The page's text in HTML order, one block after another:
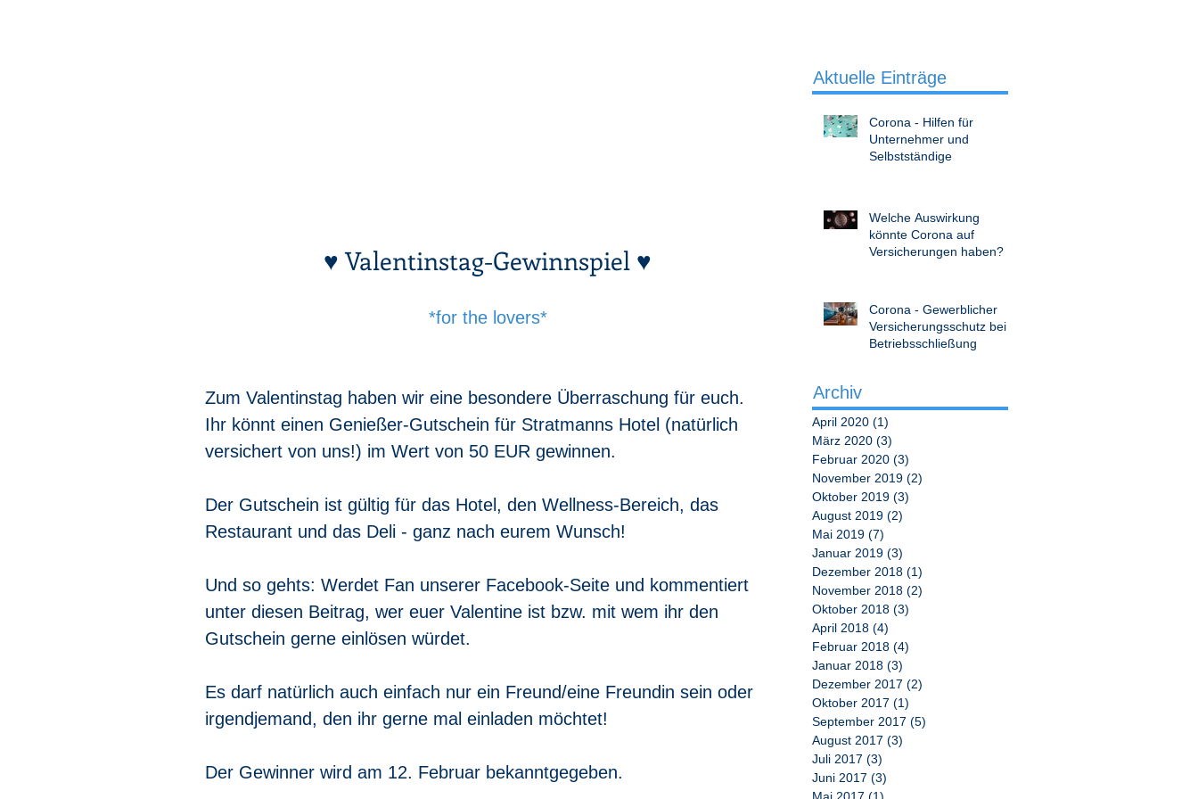
♥ Valentinstag-Gewinnspiel ♥
*for the lovers*
Zum Valentinstag haben wir eine besondere Überraschung für euch.
Ihr könnt einen Genießer-Gutschein für Stratmanns Hotel (natürlich
versichert von uns!) im Wert von 50 EUR gewinnen.
Der Gutschein ist gültig für das Hotel, den Wellness-Bereich, das
Restaurant und das Deli - ganz nach eurem Wunsch!
Und so gehts: Werdet Fan unserer Facebook-Seite und kommentiert
unter diesen Beitrag, wer euer Valentine ist bzw. mit wem ihr den
Gutschein gerne einlösen würdet.
Es darf natürlich auch einfach nur ein Freund/eine Freundin sein oder
irgendjemand, den ihr gerne mal einladen möchtet!
Der Gewinner wird am 12. Februar bekanntgegeben.
Aktuelle Einträge
Corona - Hilfen für
Unternehmer und
Selbstständige
Welche Auswirkung
könnte Corona auf
Versicherungen haben?
Corona - Gewerblicher
Versicherungsschutz bei
Betriebsschließung
Archiv
April 2020 (1)
März 2020 (3)
Februar 2020 (3)
November 2019 (2)
Oktober 2019 (3)
August 2019 (2)
Mai 2019 (7)
Januar 2019 (3)
Dezember 2018 (1)
November 2018 (2)
Oktober 2018 (3)
April 2018 (4)
Februar 2018 (4)
Januar 2018 (3)
Dezember 2017 (2)
Oktober 2017 (1)
September 2017 (5)
August 2017 (3)
Juli 2017 (3)
Juni 2017 (3)
Mai 2017 (1)